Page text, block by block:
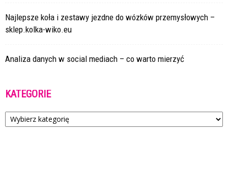
Najlepsze koła i zestawy jezdne do wózków przemysłowych –
sklep.kolka-wiko.eu
Analiza danych w social mediach – co warto mierzyć
KATEGORIE
Kategorie